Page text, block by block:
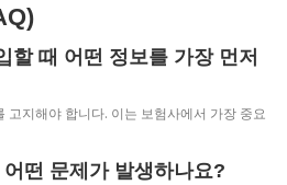
할 때 어떤 정보를 가장 먼저
고지해야 합니다. 이는 보험사에서 가장 중요
떤 문제가 발생하나요?